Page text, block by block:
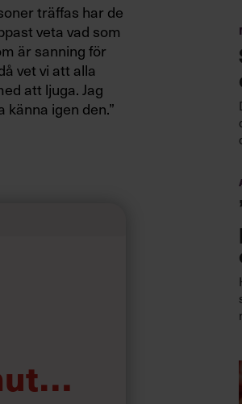
träffas har de
veta vad som
är sanning för
vet vi att alla
att ljuga. Jag
igen den.”